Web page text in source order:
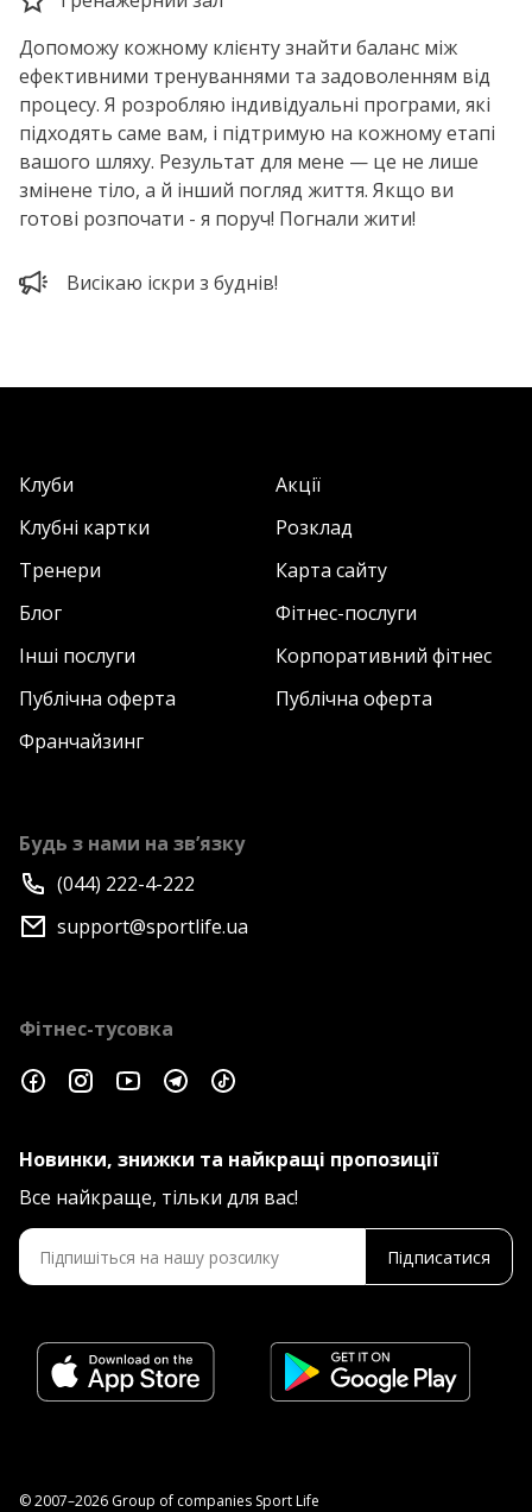
Допоможу кожному клієнту знайти баланс між
ефективними тренуваннями та задоволенням від
процесу. Я розробляю індивідуальні програми, які
підходять саме вам, і підтримую на кожному етапі
вашого шляху. Результат для мене — це не лише
змінене тіло, а й інший погляд життя. Якщо ви
готові розпочати - я поруч! Погнали жити!
Висікаю іскри з буднів!
Клуби
Акції
Клубні картки
Розклад
Тренери
Карта сайту
Блог
Фітнес-послуги
Інші послуги
Корпоративний фітнес
Публічна оферта
Публічна оферта
Франчайзинг
Будь з нами на зв’язку
(044) 222-4-222
support@sportlife.ua
Фітнес-тусовка
Новинки, знижки та найкращі пропозиції
Все найкраще, тільки для вас!
Підписатися
© 2007–2026 Group of companies Sport Life